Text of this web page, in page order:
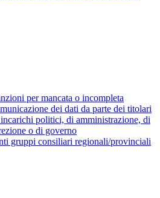
per mancata o incompleta
dei dati da parte dei titolari
politici, di amministrazione, di
o di governo
gruppi consiliari regionali/provinciali